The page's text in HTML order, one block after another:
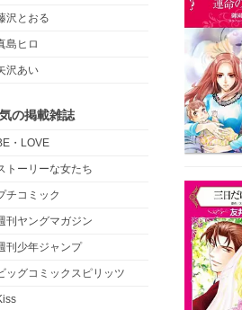
沢とおる
島ヒロ
沢あい
の掲載雑誌
・LOVE
トーリーな女たち
チコミック
刊ヤングマガジン
刊少年ジャンプ
ッグコミックスピリッツ